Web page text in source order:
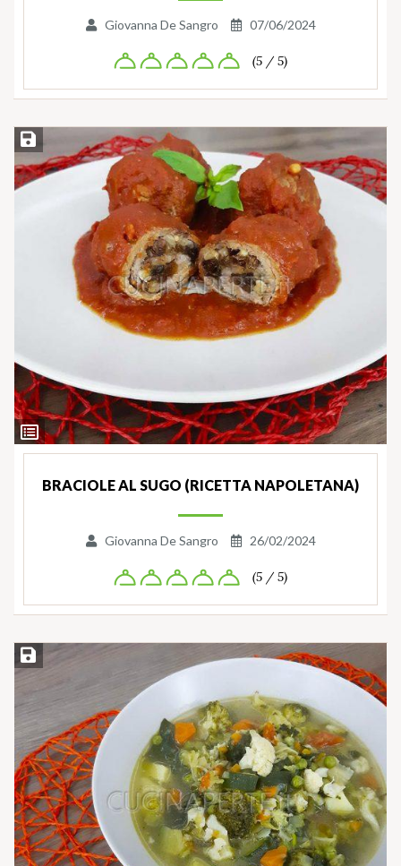
Giovanna De Sangro 07/06/2024
(5 / 5)
Ingredienti
Salva ricetta
BRACIOLE AL SUGO (RICETTA NAPOLETANA)
Giovanna De Sangro 26/02/2024
(5 / 5)
Salva ricetta